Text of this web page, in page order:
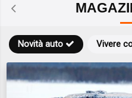
Novità auto Vivere